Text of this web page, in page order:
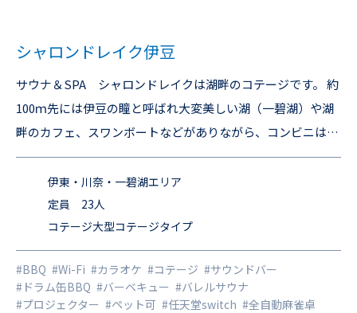
シャロンドレイク伊豆
サウナ＆SPA シャロンドレイクは湖畔のコテージです。 約
100ｍ先には伊豆の瞳と呼ばれ大変美しい湖（一碧湖）や湖
畔のカフェ、スワンボートなどがありながら、コンビニは徒
歩圏内という利便性もある特別な場所です。 都心からアクセ
ス抜群、四季折々、気軽に行ける旅先として根強い人気を誇
る静岡の伊豆半島。その中でも多彩なテーマパークや美術館
等がある伊東・伊豆高原。伊豆半島ジオパークの城ケ崎海岸
や一碧湖、大室山、小室山など自然を満喫できるスポットや
伊豆シャボテン公園、伊豆グランパル公園、海洋公園など有
数なテーマパークや美味しい海鮮の海の幸や山の幸など豊富
伊東・川奈・一碧湖エリア
定員 23人
コテージ大型コテージタイプ
#BBQ #Wi-Fi #カラオケ #コテージ #サウンドバー
#ドラム缶BBQ #バーベキュー #バレルサウナ
#プロジェクター #ペット可 #任天堂switch #全自動麻雀卓